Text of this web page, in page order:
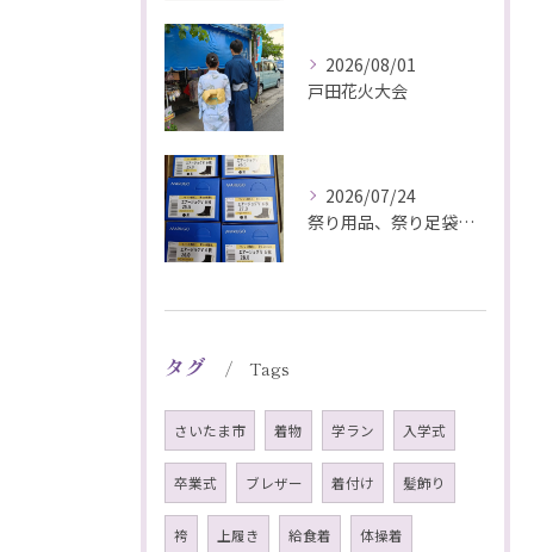
2026/08/01
戸田花火大会
2026/07/24
祭り用品、祭り足袋特価販売中
タグ Tags
さいたま市 着物 学ラン 入学式
卒業式 ブレザー 着付け 髪飾り
袴 上履き 給食着 体操着